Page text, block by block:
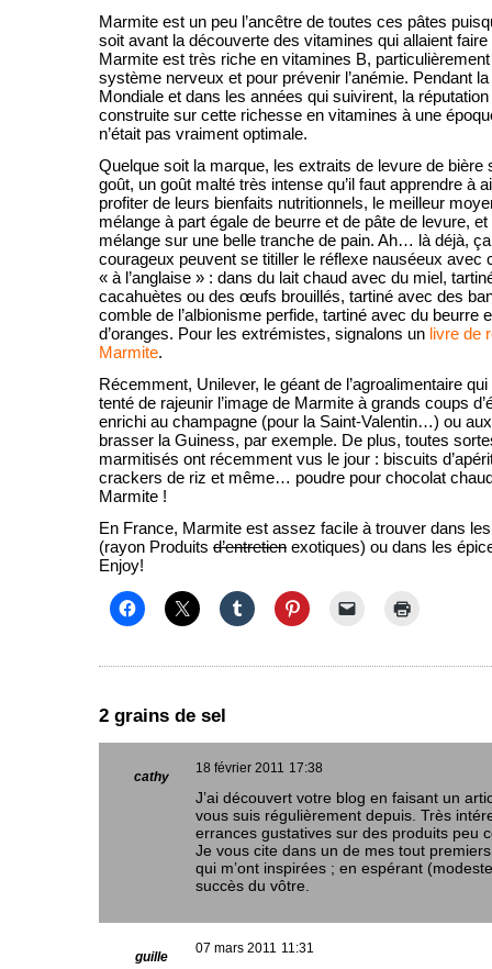
Marmite est un peu l’ancêtre de toutes ces pâtes
soit avant la découverte des vitamines qui allaient
Marmite est très riche en vitamines B,
système nerveux et pour prévenir l’anémie. Pendant
Mondiale et dans les années qui suivirent, la
construite sur cette richesse en vitamines à une
n’était pas vraiment optimale.
Quelque soit la marque, les extraits de levure de bière
goût, un goût malté très intense qu’il faut apprendre à
profiter de leurs bienfaits nutritionnels, le meilleur
mélange à part égale de beurre et de pâte de levure,
mélange sur une belle tranche de pain. Ah… là déjà,
courageux peuvent se titiller le réflexe nauséeux avec
« à l’anglaise » : dans du lait chaud avec du miel,
cacahuètes ou des œufs brouillés, tartiné avec des
comble de l’albionisme perfide, tartiné avec du beurre
d’oranges. Pour les extrémistes, signalons un livre de
Marmite.
Récemment, Unilever, le géant de l’agroalimentaire
tenté de rajeunir l’image de Marmite à grands coups
enrichi au champagne (pour la Saint-Valentin…) ou
brasser la Guiness, par exemple. De plus, toutes
marmitisés ont récemment vus le jour : biscuits
crackers de riz et même… poudre pour chocolat
Marmite !
En France, Marmite est assez facile à trouver dans
(rayon Produits d’entretien exotiques) ou dans les
Enjoy!
2 grains de sel
cathy
18 février 2011 17:38
J’ai découvert votre blog en faisant un
vous suis régulièrement depuis. Très
errances gustatives sur des produits peu
Je vous cite dans un de mes tout
qui m’ont inspirées ; en espérant
succès du vôtre.
guille
07 mars 2011 11:31